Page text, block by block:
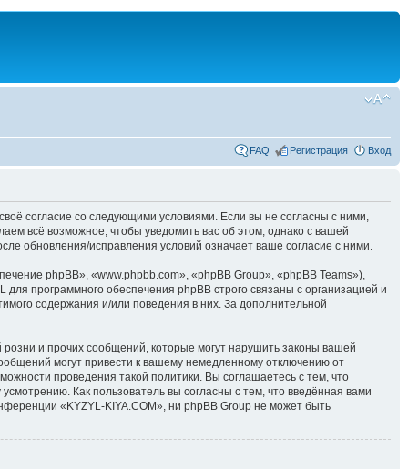
FAQ Регистрация Вход
согласие со следующими условиями. Если вы не согласны с ними,
всё возможное, чтобы уведомить вас об этом, однако с вашей
обновления/исправления условий означает ваше согласие с ними.
phpBB», «www.phpbb.com», «phpBB Group», «phpBB Teams»),
для программного обеспечения phpBB строго связаны с организацией и
содержания и/или поведения в них. За дополнительной
и прочих сообщений, которые могут нарушить законы вашей
могут привести к вашему немедленному отключению от
проведения такой политики. Вы соглашаетесь с тем, что
Как пользователь вы согласны с тем, что введённая вами
«KYZYL-KIYA.COM», ни phpBB Group не может быть